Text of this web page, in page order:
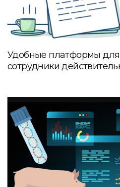
Удобные платформы для
сотрудники